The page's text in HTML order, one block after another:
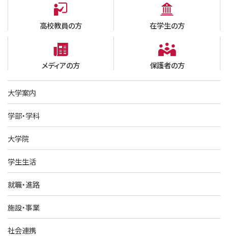
高校教員の方 在学生の方
メディアの方 保護者の方
大学案内
学部・学科
大学院
学生生活
就職・進路
施設・事業
社会連携